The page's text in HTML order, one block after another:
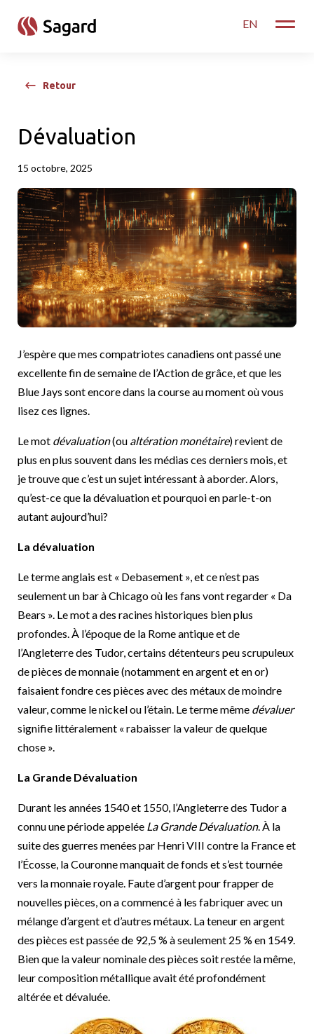
EN
Toggle
Retour
Dévaluation
15 octobre, 2025
J’espère que mes compatriotes canadiens ont passé une
excellente fin de semaine de l’Action de grâce, et que les
Blue Jays sont encore dans la course au moment où vous
lisez ces lignes.
Le mot dévaluation(ou altération monétaire) revient de
plus en plus souvent dans les médias ces derniers mois, et
je trouve que c’est un sujet intéressant à aborder. Alors,
qu’est-ce que la dévaluation et pourquoi en parle-t-on
autant aujourd’hui?
La dévaluation
Le terme anglais est « Debasement », et ce n’est pas
seulement un bar à Chicago où les fans vont regarder « Da
Bears ». Le mot a des racines historiques bien plus
profondes. À l’époque de la Rome antique et de
l’Angleterre des Tudor, certains détenteurs peu scrupuleux
de pièces de monnaie (notamment en argent et en or)
faisaient fondre ces pièces avec des métaux de moindre
valeur, comme le nickel ou l’étain. Le terme même dévaluer
signifie littéralement « rabaisser la valeur de quelque
chose ».
La Grande Dévaluation
Durant les années 1540 et 1550, l’Angleterre des Tudor a
connu une période appelée La Grande Dévaluation. À la
suite des guerres menées par Henri VIII contre la France et
l’Écosse, la Couronne manquait de fonds et s’est tournée
vers la monnaie royale. Faute d’argent pour frapper de
nouvelles pièces, on a commencé à les fabriquer avec un
mélange d’argent et d’autres métaux. La teneur en argent
des pièces est passée de 92,5 % à seulement 25 % en 1549.
Bien que la valeur nominale des pièces soit restée la même,
leur composition métallique avait été profondément
altérée et dévaluée.